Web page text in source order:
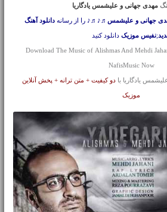
مهدی جهانی و علیشمس یادگاریا
مهدی جهانی و علیشمس ♬♪♬♪ را از رسانهدانلود آهنگ
;نفیس موزیک دانلود کنید
Download The Music of Alishmas And Mehdi
NafisMusic Now
یادگاریا بادو کیفیت + متن ترانه + پخش آنلاین
موزیک